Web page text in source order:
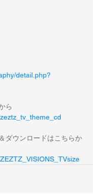
detail.php?
ら
ダウンロードはこちらか